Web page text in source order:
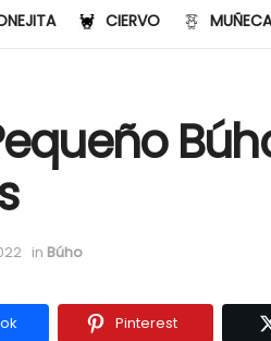
CIERVO
in Búho
Pinterest